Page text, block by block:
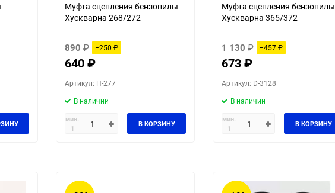
Муфта сцепления бензопилы
Хускварна 268/272
890 ₽ −250 ₽
640₽
Артикул: H-277
В наличии
мин.
1
В КОРЗИНУ
Муфта сцепления бензопилы
Хускварна 365/372
1 130 ₽ −457₽
673₽
Артикул: D-3128
В наличии
мин.
1
В КОРЗИНУ